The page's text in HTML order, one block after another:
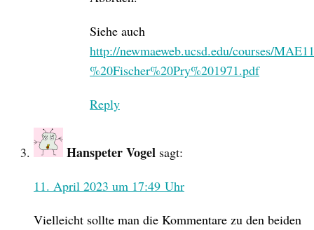
Siehe auch
http://newmaeweb.ucsd.edu/courses/
%20Fischer%20Pry%201971.pdf
Reply
Hanspeter Vogel sagt:
11. April 2023 um 17:49 Uhr
Vielleicht sollte man die Kommentare zu den beiden